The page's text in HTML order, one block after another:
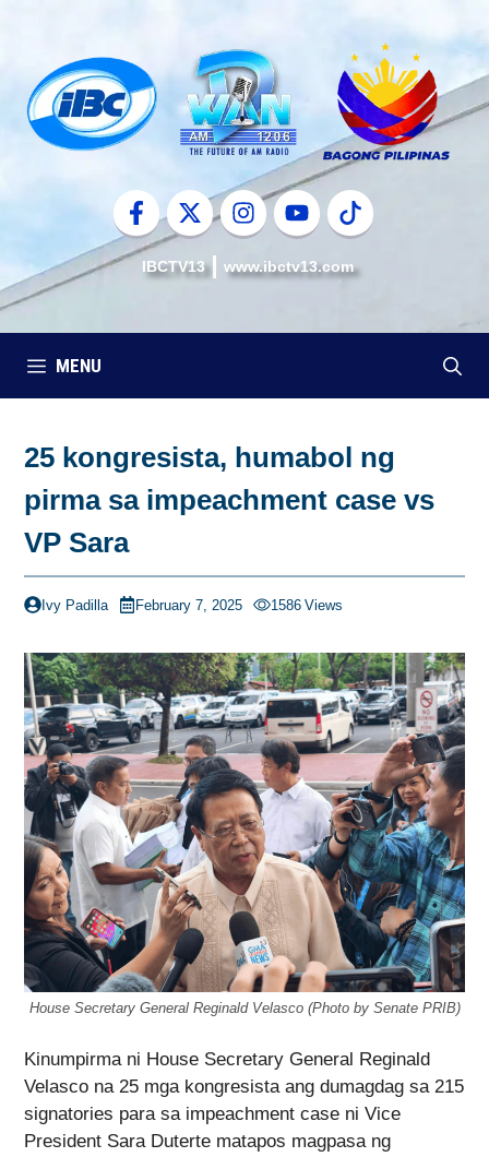
content
IBCTV13 www.ibctv13.com
MENU
25 kongresista, humabol ng
pirma sa impeachment case vs
VP Sara
Ivy Padilla February 7, 2025 1586 Views
House Secretary General Reginald Velasco (Photo by Senate PRIB)
Kinumpirma ni House Secretary General Reginald
Velasco na 25 mga kongresista ang dumagdag sa 215
signatories para sa impeachment case ni Vice
President Sara Duterte matapos magpasa ng